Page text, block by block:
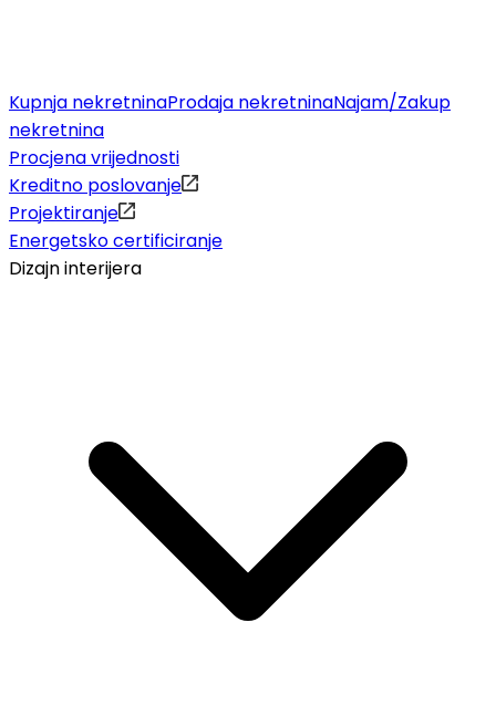
Kupnja nekretninaProdaja nekretninaNajam/Zakup
nekretnina
Procjena vrijednosti
Kreditno poslovanje
Projektiranje
Energetsko certificiranje
Dizajn interijera